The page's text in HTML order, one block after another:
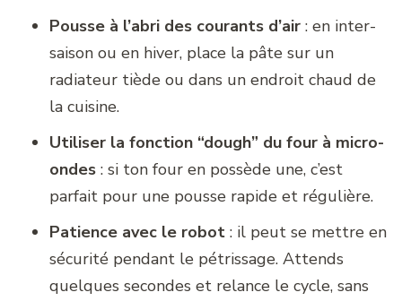
Pousse à l’abri des courants d’air : en inter-
saison ou en hiver, place la pâte sur un
radiateur tiède ou dans un endroit chaud de
la cuisine.
Utiliser la fonction “dough” du four à micro-
ondes : si ton four en possède une, c’est
parfait pour une pousse rapide et régulière.
Patience avec le robot : il peut se mettre en
sécurité pendant le pétrissage. Attends
quelques secondes et relance le cycle, sans